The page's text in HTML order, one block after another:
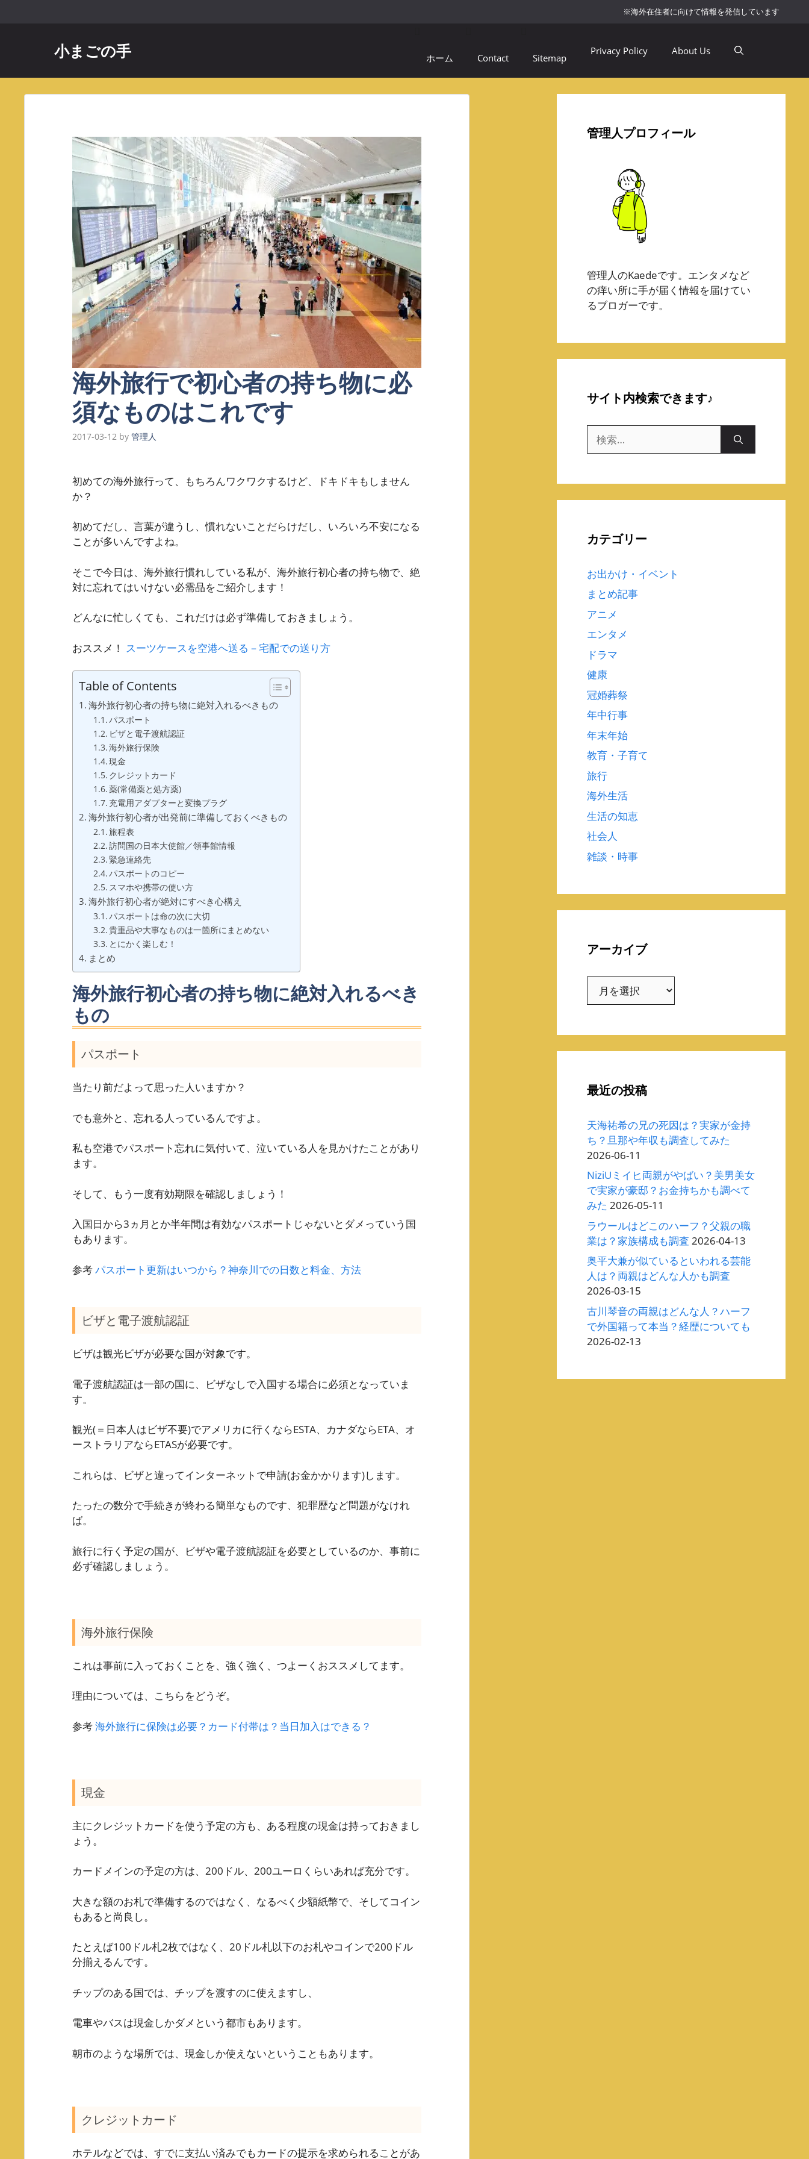
へ
※海外在住者に向けて情報を発信しています
小まごの手 ホーム Contact Sitemap
Privacy Policy About Us
海外旅行で初心者の持ち物に必
須なものはこれです
2017-03-12 by 管理人
初めての海外旅行って、もちろんワクワクするけど、ドキドキもしません
か？
初めてだし、言葉が違うし、慣れないことだらけだし、いろいろ不安になる
ことが多いんですよね。
そこで今日は、海外旅行慣れしている私が、海外旅行初心者の持ち物で、絶
対に忘れてはいけない必需品をご紹介します！
どんなに忙しくても、これだけは必ず準備しておきましょう。
おススメ！ スーツケースを空港へ送る－宅配での送り方
Table of Contents
海外旅行初心者の持ち物に絶対入れるべきもの
パスポート
ビザと電子渡航認証
海外旅行保険
現金
クレジットカード
薬(常備薬と処方薬)
充電用アダプターと変換プラグ
海外旅行初心者が出発前に準備しておくべきもの
旅程表
訪問国の日本大使館／領事館情報
緊急連絡先
パスポートのコピー
スマホや携帯の使い方
海外旅行初心者が絶対にすべき心構え
パスポートは命の次に大切
貴重品や大事なものは一箇所にまとめない
とにかく楽しむ！
まとめ
海外旅行初心者の持ち物に絶対入れるべき
もの
パスポート
当たり前だよって思った人いますか？
でも意外と、忘れる人っているんですよ。
私も空港でパスポート忘れに気付いて、泣いている人を見かけたことがあり
ます。
そして、もう一度有効期限を確認しましょう！
入国日から3ヵ月とか半年間は有効なパスポートじゃないとダメっていう国
もあります。
参考パスポート更新はいつから？神奈川での日数と料金、方法
ビザと電子渡航認証
ビザは観光ビザが必要な国が対象です。
電子渡航認証は一部の国に、ビザなしで入国する場合に必須となっていま
す。
観光(＝日本人はビザ不要)でアメリカに行くならESTA、カナダならETA、オ
ーストラリアならETASが必要です。
これらは、ビザと違ってインターネットで申請(お金かかります)します。
たったの数分で手続きが終わる簡単なものです、犯罪歴など問題がなけれ
ば。
旅行に行く予定の国が、ビザや電子渡航認証を必要としているのか、事前に
必ず確認しましょう。
海外旅行保険
これは事前に入っておくことを、強く強く、つよーくおススメしてます。
理由については、こちらをどうぞ。
参考海外旅行に保険は必要？カード付帯は？当日加入はできる？
現金
主にクレジットカードを使う予定の方も、ある程度の現金は持っておきまし
ょう。
カードメインの予定の方は、200ドル、200ユーロくらいあれば充分です。
大きな額のお札で準備するのではなく、なるべく少額紙幣で、そしてコイン
もあると尚良し。
たとえば100ドル札2枚ではなく、20ドル札以下のお札やコインで200ドル
分揃えるんです。
チップのある国では、チップを渡すのに使えますし、
電車やバスは現金しかダメという都市もあります。
朝市のような場所では、現金しか使えないということもあります。
クレジットカード
ホテルなどでは、すでに支払い済みでもカードの提示を求められることがあ
管理人プロフィール
管理人のKaedeです。エンタメなど
の痒い所に手が届く情報を届けてい
るブロガーです。
サイト内検索できます♪
索:
カテゴリー
お出かけ・イベント
まとめ記事
アニメ
エンタメ
ドラマ
健康
冠婚葬祭
年中行事
年末年始
教育・子育て
旅行
海外生活
生活の知恵
社会人
雑談・時事
アーカイブ
最近の投稿
天海祐希の兄の死因は？実家が金持
ち？旦那や年収も調査してみた
2026-06-11
NiziUミイヒ両親がやばい？美男美女
で実家が豪邸？お金持ちかも調べて
みた 2026-05-11
ラウールはどこのハーフ？父親の職
業は？家族構成も調査 2026-04-13
奥平大兼が似ているといわれる芸能
人は？両親はどんな人かも調査
2026-03-15
古川琴音の両親はどんな人？ハーフ
で外国籍って本当？経歴についても
2026-02-13